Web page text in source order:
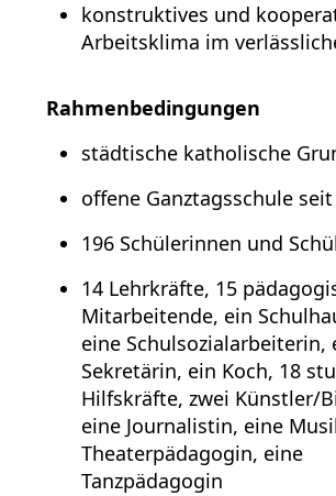
konstruktives und
Arbeitsklima im
Rahmenbedingungen
städtische katholische
offene Ganztagsschule
196 Schülerinnen und
14 Lehrkräfte, 15
Mitarbeitende, ein
eine Schulsozialarbeiterin,
Sekretärin, ein Koch, 18
Hilfskräfte, zwei Künstler/
eine Journalistin, eine
Theaterpädagogin, eine
Tanzpädagogin